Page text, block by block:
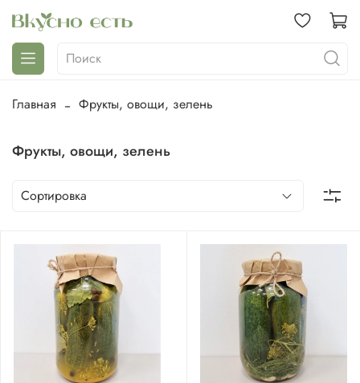
Главная Фрукты, овощи, зелень
Фрукты, овощи, зелень